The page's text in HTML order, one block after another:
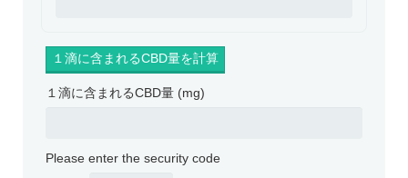
１滴に含まれるCBD量 (mg)
Please enter the security code